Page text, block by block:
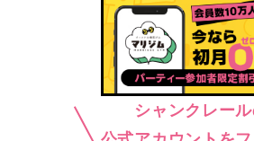
シャンクレー